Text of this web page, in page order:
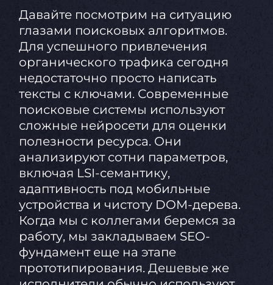
Давайте посмотрим на ситуацию
глазами поисковых алгоритмов.
Для успешного привлечения
органического трафика сегодня
недостаточно просто написать
тексты с ключами. Современные
поисковые системы используют
сложные нейросети для оценки
полезности ресурса. Они
анализируют сотни параметров,
включая LSI-семантику,
адаптивность под мобильные
устройства и чистоту DOM-дерева.
Когда мы с коллегами беремся за
работу, мы закладываем SEO-
фундамент еще на этапе
прототипирования. Дешевые же